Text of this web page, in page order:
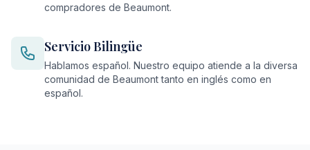
compradores de Beaumont.
Servicio Bilingüe
Hablamos español. Nuestro equipo atiende a la diversa
comunidad de Beaumont tanto en inglés como en
español.